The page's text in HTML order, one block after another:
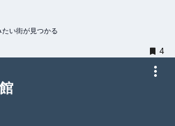
い街が見つかる
4